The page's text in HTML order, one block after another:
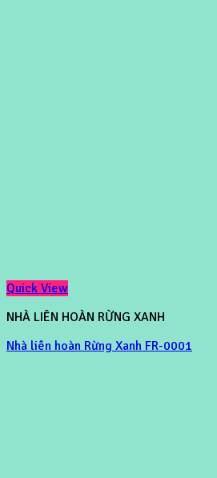
Quick View
NHÀ LIÊN HOÀN RỪNG XANH
Nhà liên hoàn Rừng Xanh FR-0001